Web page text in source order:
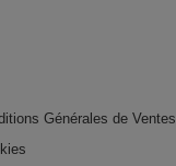
Générales de Ventes